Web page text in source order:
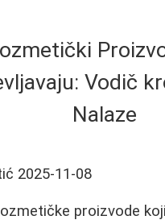
Vodič
Nalaze
2025-11-08
proizvode